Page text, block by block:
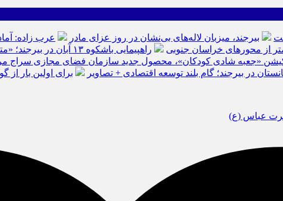
بیرجند، میزبان لاله‌های بی‌نشان در روز عزای مادر
عرب زاده:
راهپیمایی باشکوه ۱۳ آبان در بیرجند؛ «متحد و استوار مقابل استکبار» + تصاویر
«جعبه شادی کودکان»، محصول جدید سازمان فضای مجازی سراج
در بیرجند؛ گام بلند توسعه اقتصادی + تصاویر برای اولین بار